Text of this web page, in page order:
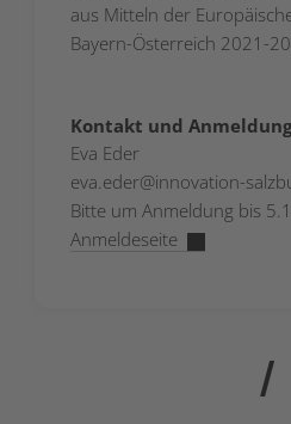
aus Mitteln der
Bayern-Österreich 2021-
Kontakt und Anmeldung
Eva Eder
eva.eder@innovation-
Bitte um Anmeldung bis
Anmeldeseite